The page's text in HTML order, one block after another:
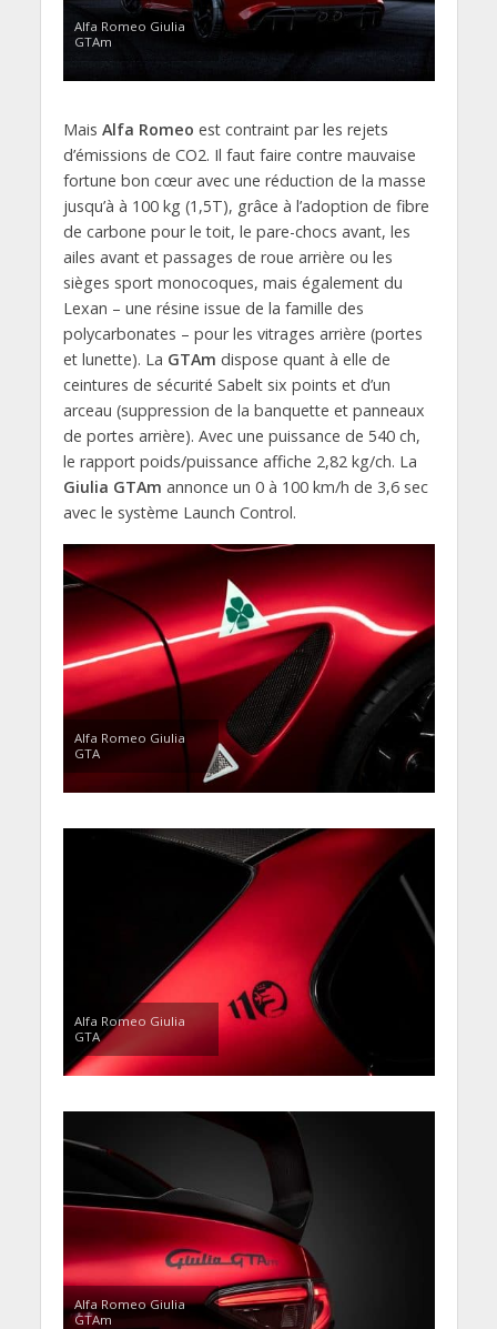
Alfa Romeo Giulia
GTAm
Mais Alfa Romeo est contraint par les rejets
d’émissions de CO2. Il faut faire contre mauvaise
fortune bon cœur avec une réduction de la masse
jusqu’à à 100 kg (1,5T), grâce à l’adoption de fibre
de carbone pour le toit, le pare-chocs avant, les
ailes avant et passages de roue arrière ou les
sièges sport monocoques, mais également du
Lexan – une résine issue de la famille des
polycarbonates – pour les vitrages arrière (portes
et lunette). La GTAm dispose quant à elle de
ceintures de sécurité Sabelt six points et d’un
arceau (suppression de la banquette et panneaux
de portes arrière). Avec une puissance de 540 ch,
le rapport poids/puissance affiche 2,82 kg/ch. La
Giulia GTAm annonce un 0 à 100 km/h de 3,6 sec
avec le système Launch Control.
Alfa Romeo Giulia
GTA
Alfa Romeo Giulia
GTA
Alfa Romeo Giulia
GTAm